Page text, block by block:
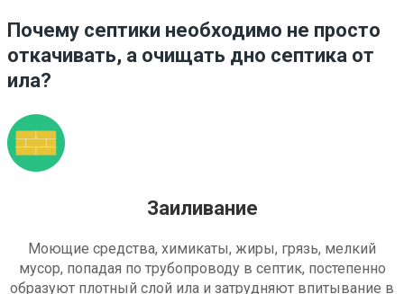
Почему септики необходимо не просто
откачивать, а очищать дно септика от
ила?
Заиливание
Моющие средства, химикаты, жиры, грязь, мелкий
мусор, попадая по трубопроводу в септик, постепенно
образуют плотный слой ила и затрудняют впитывание в